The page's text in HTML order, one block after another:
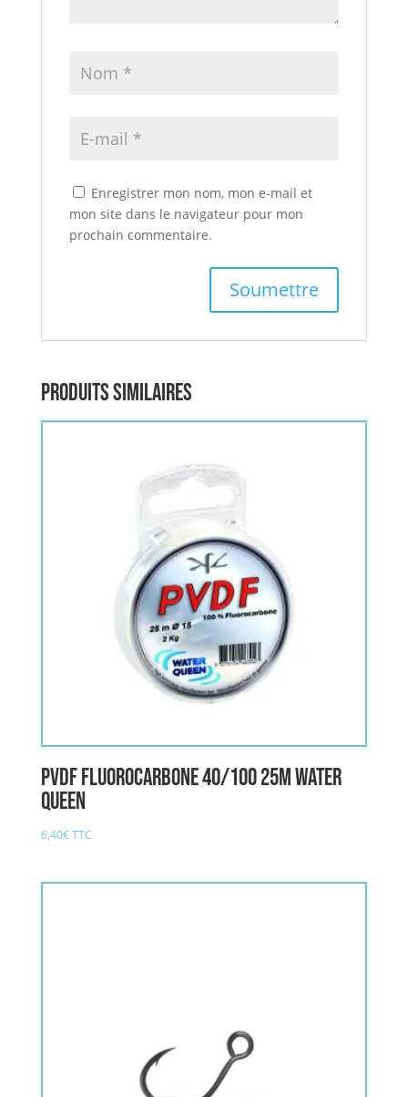
Enregistrer mon nom, mon e-mail et
mon site dans le navigateur pour mon
prochain commentaire.
Produits similaires
PVDF FLUOROCARBONE 40/100 25M WATER
QUEEN
6,40€TTC